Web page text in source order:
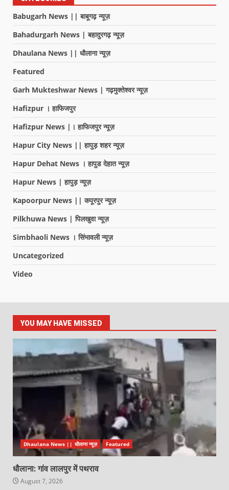
Babugarh News || बाबूगढ़ न्यूज़
Bahadurgarh News | बहादुरगढ़ न्यूज़
Dhaulana News || धौलाना न्यूज़
Featured
Garh Mukteshwar News | गढ़मुक्तेश्वर न्यूज़
Hafizpur । हाफिजपुर
Hafizpur News |। हाफिजपुर न्यूज़
Hapur City News || हापुड़ शहर न्यूज़
Hapur Dehat News । हापुड देहात न्यूज़
Hapur News | हापुड़ न्यूज़
Kapoorpur News || कपूरपुर न्यूज़
Pilkhuwa News | पिलखुवा न्यूज़
Simbhaoli News । सिंभावली न्यूज़
Uncategorized
Video
YOU MAY HAVE MISSED
Dhaulana News || धौलाना न्यूज़ Featured
धौलाना: गांव लालपुर में पथराव
August 7, 2026